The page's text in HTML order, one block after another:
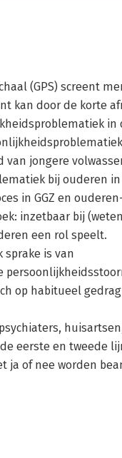
(GPS) screent
kan door de korte
in
jongere
bij ouderen
in GGZ en
inzetbaar bij
een rol speelt.
sprake is van
op habitueel gedrag
huisartsen,
eerste en tweede
ja of nee worden